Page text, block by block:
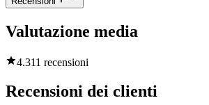
Valutazione media
4.311 recensioni
Recensioni dei clienti